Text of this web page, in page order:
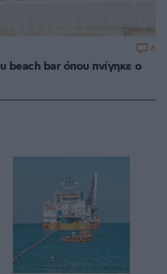
beach bar όπου πνίγηκε ο
6